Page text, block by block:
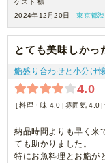
ゲスト 様
2024年12月20日
東京都
とても美味しかっ
鮨盛り合わせと小分け
4.0
料理・味 4.0 雰囲気 4.0
納品時間よりも早く来
ても助かりました。
特にお魚料理とお鮨が